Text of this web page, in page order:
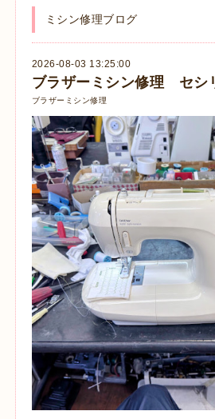
ミシン修理ブログ
2026-08-03 13:25:00
ブラザーミシン修理 セシ
ブラザーミシン修理